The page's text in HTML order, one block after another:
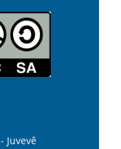
Juvevê